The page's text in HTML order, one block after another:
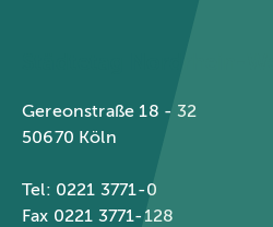
Gereonstraße 18 - 32
50670 Köln
Tel: 0221 3771-0
Fax 0221 3771-128